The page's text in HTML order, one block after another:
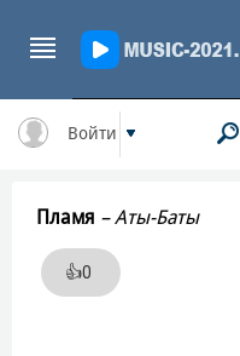
Войти
Пламя – Аты-Баты
👍0